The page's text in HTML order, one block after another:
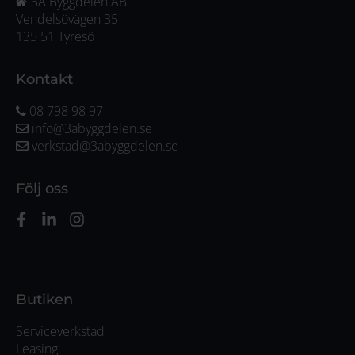
Vendelsövägen 35
135 51 Tyresö
Kontakt
08 798 98 97
info@3abyggdelen.se
verkstad@3abyggdelen.se
Följ oss
Butiken
Serviceverkstad
Leasing